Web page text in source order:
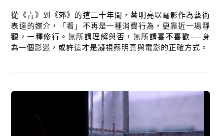
從《青》到《郊》的這二十年間，蔡明亮以電影作為藝術
表達的媒介，「看」不再是一種消費行為，更靠近一場靜
觀，一種修行。無所謂理解與否，無所謂喜不喜歡──身
為一個影迷，或許這才是凝視蔡明亮與電影的正確方式。